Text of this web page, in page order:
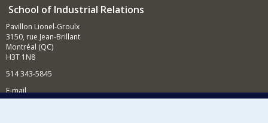
School of Industrial Relations
Pavillon Lionel-Groulx
3150, rue Jean-Brillant
Montréal (QC)
H3T 1N8
514 343-5845
E-mail